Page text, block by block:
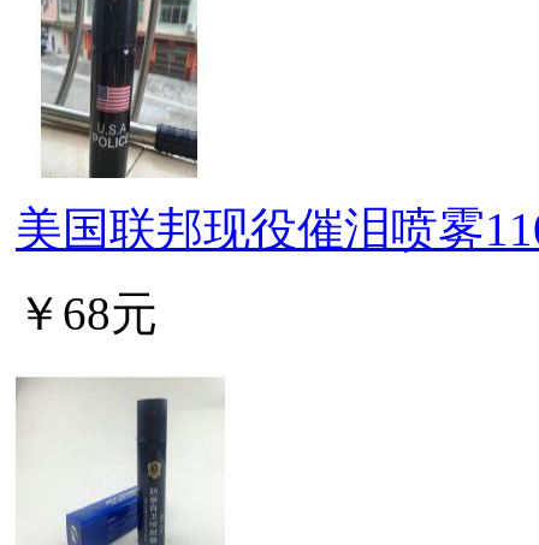
美国联邦现役催泪喷雾
￥68元